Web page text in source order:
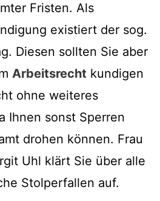
Fristen. Als
existiert der sog.
Diesen sollten Sie aber
Arbeitsrecht kundigen
ohne weiteres
Ihnen sonst Sperren
drohen können. Frau
Uhl klärt Sie über alle
Stolperfallen auf.